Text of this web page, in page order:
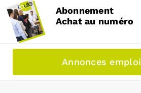
Abonnement
Achat au numéro
Annonces emploi